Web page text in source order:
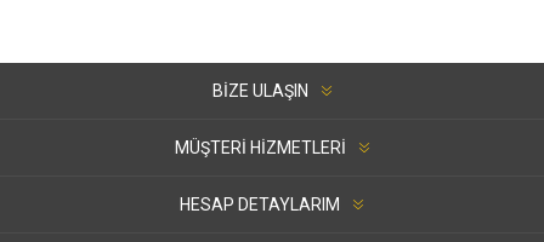
BIZE ULAŞIN
MÜŞTERI HIZMETLERI
HESAP DETAYLARIM